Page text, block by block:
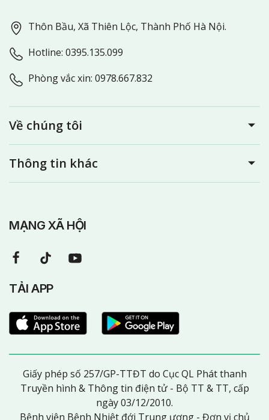
Thôn Bầu, Xã Thiên Lộc, Thành Phố Hà Nội.
Hotline: 0395.135.099
Phòng vắc xin: 0978.667.832
Về chúng tôi
Thông tin khác
MẠNG XÃ HỘI
TẢI APP
Giấy phép số 257/GP-TTĐT do Cục QL Phát thanh
Truyền hình & Thông tin điện tử - Bộ TT & TT, cấp
ngày 03/12/2010.
Bệnh viện Bệnh Nhiệt đới Trung ương - Đơn vị chủ